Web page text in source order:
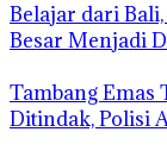
Belajar dari
Besar Menjadi
Tambang Emas
Ditindak, Polisi